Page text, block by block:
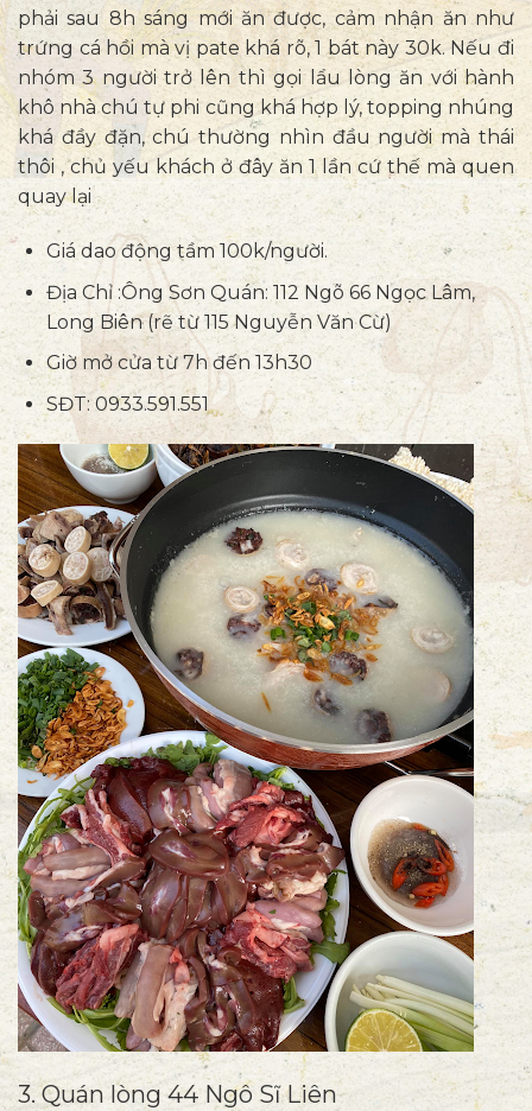
phải sau 8h sáng mới ăn được, cảm nhận ăn như
trứng cá hồi mà vị pate khá rõ, 1 bát này 30k. Nếu đi
nhóm 3 người trở lên thì gọi lẩu lòng ăn với hành
khô nhà chú tự phi cũng khá hợp lý, topping nhúng
khá đầy đặn, chú thường nhìn đầu người mà thái
thôi , chủ yếu khách ở đây ăn 1 lần cứ thế mà quen
quay lại
Giá dao động tầm 100k/người.
Địa Chỉ :Ông Sơn Quán: 112 Ngõ 66 Ngọc Lâm,
Long Biên (rẽ từ 115 Nguyễn Văn Cừ)
Giờ mở cửa từ 7h đến 13h30
SĐT: 0933.591.551
3. Quán lòng 44 Ngô Sĩ Liên